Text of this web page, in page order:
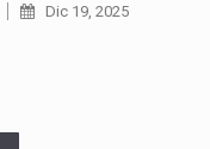
Dic 19, 2025